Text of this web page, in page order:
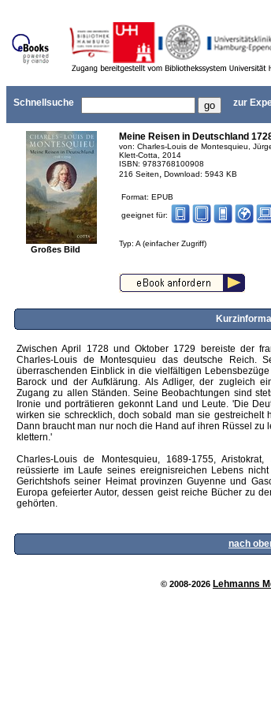
Schnellsuche zur
Großes Bild
Meine Reisen in Deutschland
von: Charles-Louis de Montesquieu,
Klett-Cotta, 2014
ISBN: 9783768100908
216 Seiten, Download: 5943 KB
Format: EPUB
geeignet für:
Typ: A (einfacher Zugriff)
Zwischen April 1728 und Oktober 1729 bereiste der
Charles-Louis de Montesquieu das deutsche Reich.
überraschenden Einblick in die vielfältigen
Barock und der Aufklärung. Als Adliger, der zugleich
Zugang zu allen Ständen. Seine Beobachtungen sind
Ironie und porträtieren gekonnt Land und Leute. 'Die
wirken sie schrecklich, doch sobald man sie gestreichelt
Dann braucht man nur noch die Hand auf ihren Rüssel
klettern.'
Charles-Louis de Montesquieu, 1689-1755,
reüssierte im Laufe seines ereignisreichen Lebens
Gerichtshofs seiner Heimat provinzen Guyenne und
Europa gefeierter Autor, dessen geist reiche Bücher zu
gehörten.
nach
© 2008-2026 Lehmanns